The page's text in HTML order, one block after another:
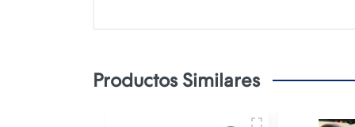
Productos Similares